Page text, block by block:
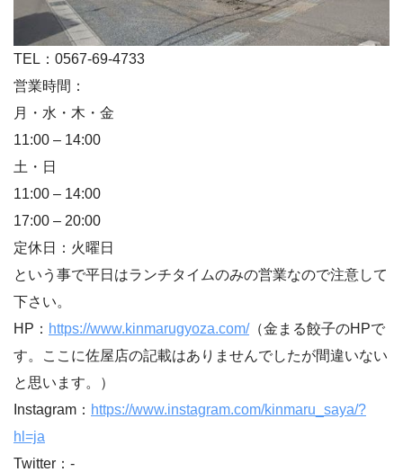
TEL：0567-69-4733
営業時間：
月・水・木・金
11:00 – 14:00
土・日
11:00 – 14:00
17:00 – 20:00
定休日：火曜日
という事で平日はランチタイムのみの営業なので注意して
下さい。
HP： https://www.kinmarugyoza.com/（金まる餃子のHPで
す。ここに佐屋店の記載はありませんでしたが間違いない
と思います。）
Instagram： https://www.instagram.com/kinmaru_saya/?
hl=ja
Twitter：-